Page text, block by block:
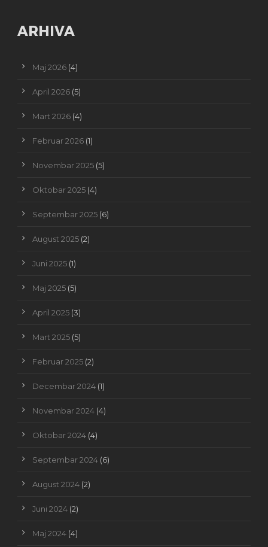
ARHIVA
Maj 2026 (4)
April 2026 (5)
Mart 2026 (4)
Februar 2026 (1)
Novembar 2025 (5)
Oktobar 2025 (4)
Septembar 2025 (6)
August 2025 (2)
Juni 2025 (1)
Maj 2025 (5)
April 2025 (3)
Mart 2025 (5)
Februar 2025 (2)
Decembar 2024 (1)
Novembar 2024 (4)
Oktobar 2024 (4)
Septembar 2024 (6)
August 2024 (2)
Juni 2024 (2)
Maj 2024 (4)